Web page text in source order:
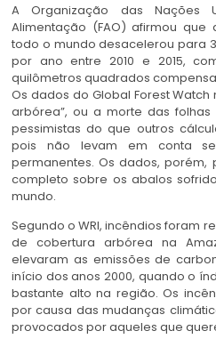
A Organização das Nações
Alimentação (FAO) afirmou
todo o mundo desacelerou para
por ano entre 2010 e 2015,
quilômetros quadrados
Os dados do Global Forest
arbórea”, ou a morte das
pessimistas do que outros
pois não levam em conta
permanentes. Os dados, porém,
completo sobre os abalos
mundo.
Segundo o WRI, incêndios foram
de cobertura arbórea na
elevaram as emissões de
início dos anos 2000, quando o
bastante alto na região. Os
por causa das mudanças
provocados por aqueles que